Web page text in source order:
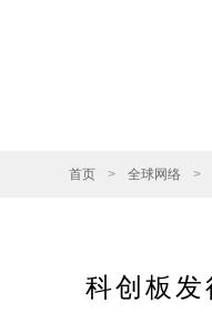
首页 > 全球网络 >
科创板发